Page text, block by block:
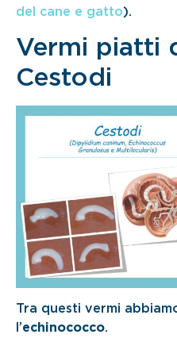
del cane e gatto).
Vermi piatti
Cestodi
Tra questi vermi
l’echinococco.